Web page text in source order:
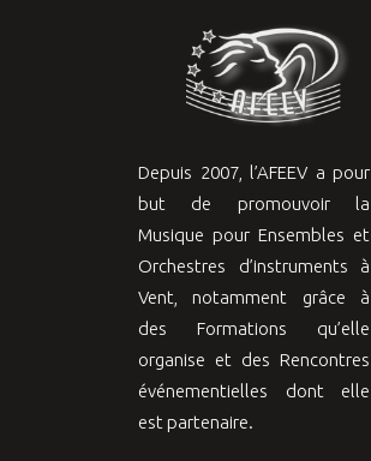
Depuis 2007, l’AFEEV a pour
but de promouvoir la
Musique pour Ensembles et
Orchestres d’instruments à
Vent, notamment grâce à
des Formations qu’elle
organise et des Rencontres
événementielles dont elle
est partenaire.